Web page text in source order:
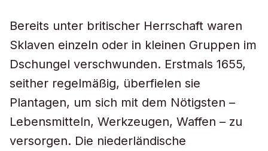
Bereits unter britischer Herrschaft waren
Sklaven einzeln oder in kleinen Gruppen im
Dschungel verschwunden. Erstmals 1655,
seither regelmäßig, überfielen sie
Plantagen, um sich mit dem Nötigsten –
Lebensmitteln, Werkzeugen, Waffen – zu
versorgen. Die niederländische